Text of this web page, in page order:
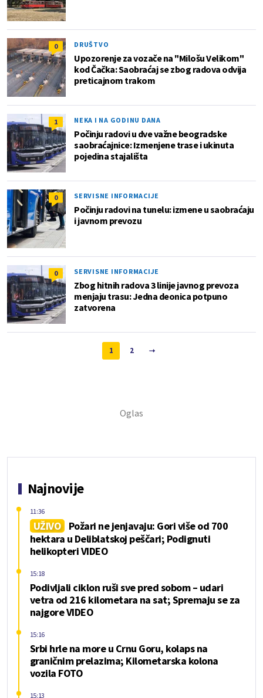
0 DRUŠTVO
Upozorenje za vozače na "Milošu Velikom"
kod Čačka: Saobraćaj se zbog radova odvija
preticajnom trakom
1 NEKA I NA GODINU DANA
Počinju radovi u dve važne beogradske
saobraćajnice: Izmenjene trase i ukinuta
pojedina stajališta
0 SERVISNE INFORMACIJE
Počinju radovi na tunelu: izmene u saobraćaju
i javnom prevozu
0 SERVISNE INFORMACIJE
Zbog hitnih radova 3 linije javnog prevoza
menjaju trasu: Jedna deonica potpuno
zatvorena
1 2
Najnovije
UŽIVO
Požari ne jenjavaju: Gori više od 700
hektara u Deliblatskoj peščari; Podignuti
helikopteri VIDEO
11:36
Podivljali ciklon ruši sve pred sobom – udari
vetra od 216 kilometara na sat; Spremaju se za
najgore VIDEO
15:18
Srbi hrle na more u Crnu Goru, kolaps na
graničnim prelazima; Kilometarska kolona
vozila FOTO
15:16
15:13